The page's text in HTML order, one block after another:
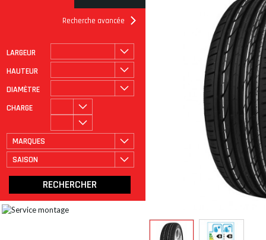
Recherche avancée
LARGEUR
HAUTEUR
DIAMÈTRE
CHARGE
MARQUES
SAISON
ROULAGE À PLAT